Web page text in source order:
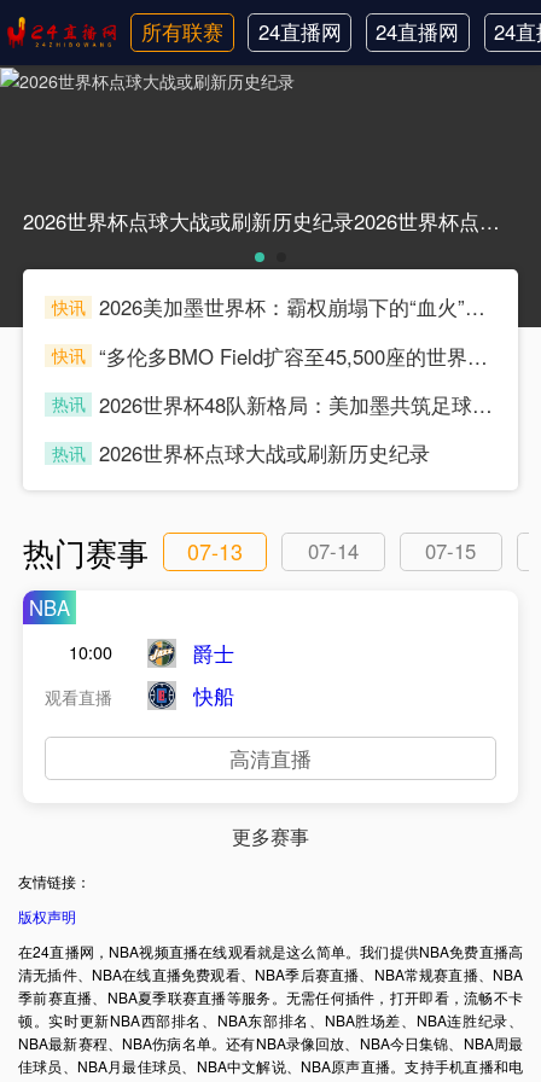
所有联赛
24直播网
日职联
24直播网
中甲
24
韩
2026世界杯点球大战或刷新历史纪录2026世界杯点球大战或刷新历史纪录
快讯
2026美加墨世界杯：霸权崩塌下的“血火”狂欢
快讯
“多伦多BMO Field扩容至45,500座的世界杯声场适配性仿真分析（2026）”
热讯
2026世界杯48队新格局：美加墨共筑足球盛宴，北美势力版图全面重构
热讯 2026世界杯点球大战或刷新历史纪录
热门赛事 07-13 07-14
07-15
NBA
10:00
观看直播
爵士
快船
高清直播
更多赛事
友情链接：
版权声明
在24直播网，NBA视频直播在线观看就是这么简单。我们提供NBA免费直播高
清无插件、NBA在线直播免费观看、NBA季后赛直播、NBA常规赛直播、NBA
季前赛直播、NBA夏季联赛直播等服务。无需任何插件，打开即看，流畅不卡
顿。实时更新NBA西部排名、NBA东部排名、NBA胜场差、NBA连胜纪录、
NBA最新赛程、NBA伤病名单。还有NBA录像回放、NBA今日集锦、NBA周最
佳球员、NBA月最佳球员、NBA中文解说、NBA原声直播。支持手机直播和电